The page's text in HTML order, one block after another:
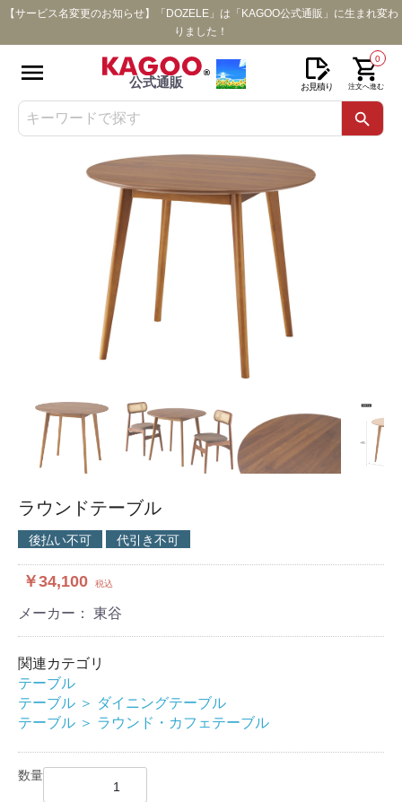
【サービス名変更のお知らせ】「DOZELE」は「KAGOO公式通販」に生まれ変わ
りました！
公式通販 お見積り
0
注文へ進む
ラウンドテーブル
後払い不可 代引き不可
￥34,100 税込
メーカー： 東谷
関連カテゴリ
テーブル
テーブル ＞ ダイニングテーブル
テーブル ＞ ラウンド・カフェテーブル
数量